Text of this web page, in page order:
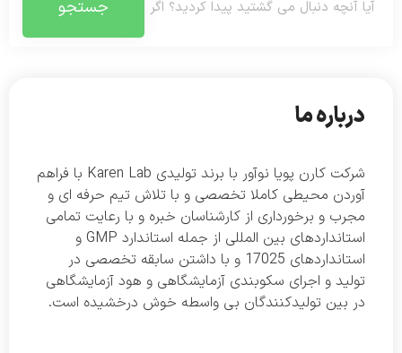
جستجو
درباره ما
شرکت کارن پویا نوآور با برند تولیدی Karen Lab با فراهم
آوردن محیطی کاملا تخصصی و با تلاش تیم حرفه ای و
مجرب و برخورداری از کارشناسان خبره و با رعایت تمامی
استانداردهای بین المللی از جمله استاندارد GMP و
استانداردهای 17025 و با داشتن سابقه تخصصی در
تولید و اجرای سکوبندی آزمایشگاهی و هود آزمایشگاهی
در بین تولیدکنندگان بی واسطه خوش درخشیده است.